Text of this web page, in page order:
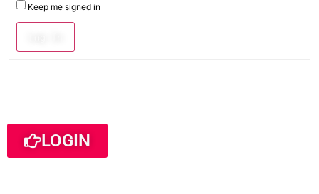
Keep me signed in
LOGIN